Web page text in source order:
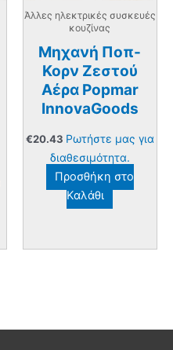
Άλλες ηλεκτρικές συσκευές
κουζίνας
Μηχανή Ποπ-
Κορν Ζεστού
Αέρα Popmar
InnovaGoods
€20.43 Ρωτήστε μας για
διαθεσιμότητα.
Προσθήκη στο
Καλάθι